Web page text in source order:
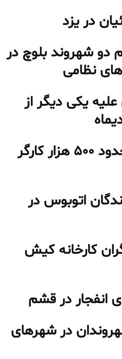
در یزد
شهروند بلوچ در
نظامی
یکی دیگر از
قطع شدن بیمه حدود ۵۰۰ هزار کارگر
اتوبوس در
کارخانه کیش
در قشم
در شهرهای